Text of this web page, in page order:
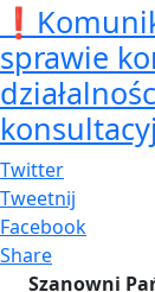
sprawie
Twitter
Tweetnij
Facebook
Share
Szanowni